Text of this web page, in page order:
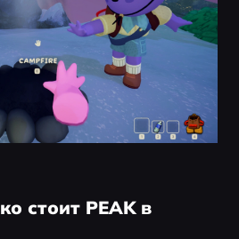
стоит PEAK в